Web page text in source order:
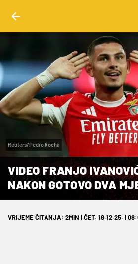
Reuters/Pedro Rocha
VIDEO FRANJO
NAKON GOTOVO DVA
VRIJEME ČITANJA: 2MIN | ČET. 18.12.25. |